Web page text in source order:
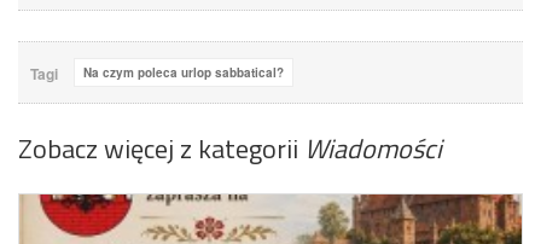
Tagi Na czym poleca urlop sabbatical?
Zobacz więcej z kategorii Wiadomości